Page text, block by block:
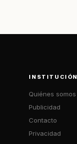
INSTITUCIÓN
Quiénes somos
Publicidad
Contacto
Privacidad